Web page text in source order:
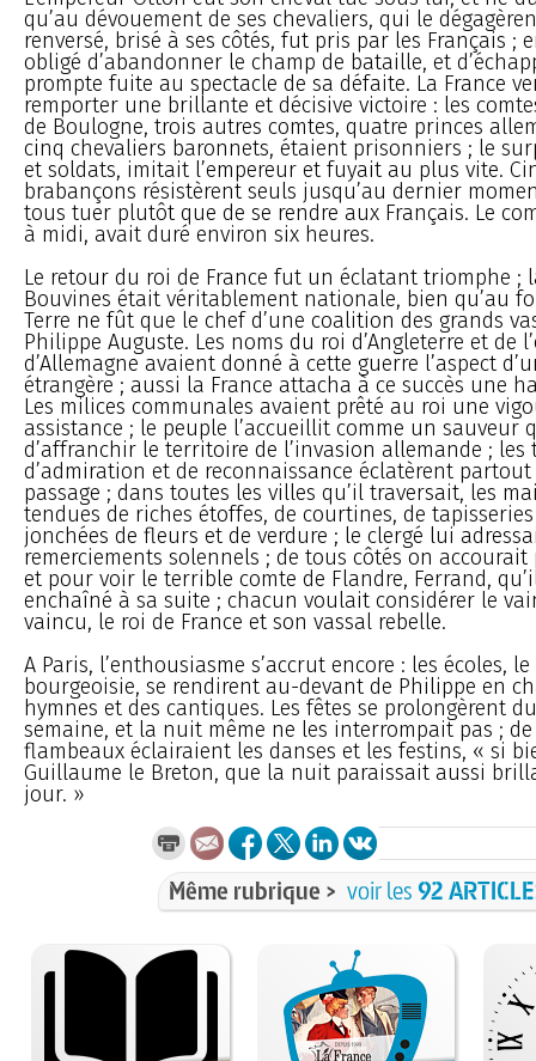
qu’au dévouement de ses chevaliers, qui le
renversé, brisé à ses côtés, fut pris par les Français ;
obligé d’abandonner le champ de bataille, et
prompte fuite au spectacle de sa défaite. La France
remporter une brillante et décisive victoire : les
de Boulogne, trois autres comtes, quatre princes
cinq chevaliers baronnets, étaient prisonniers ; le
et soldats, imitait l’empereur et fuyait au plus vite.
brabançons résistèrent seuls jusqu’au dernier
tous tuer plutôt que de se rendre aux Français. Le
à midi, avait duré environ six heures.
Le retour du roi de France fut un éclatant triomphe ;
Bouvines était véritablement nationale, bien qu’au
Terre ne fût que le chef d’une coalition des grands
Philippe Auguste. Les noms du roi d’Angleterre et de
d’Allemagne avaient donné à cette guerre l’aspect
étrangère ; aussi la France attacha à ce succès une
Les milices communales avaient prêté au roi une
assistance ; le peuple l’accueillit comme un sauveur
d’affranchir le territoire de l’invasion allemande ; les
d’admiration et de reconnaissance éclatèrent
passage ; dans toutes les villes qu’il traversait, les
tendues de riches étoffes, de courtines, de
jonchées de fleurs et de verdure ; le clergé lui
remerciements solennels ; de tous côtés on
et pour voir le terrible comte de Flandre, Ferrand,
enchaîné à sa suite ; chacun voulait considérer le
vaincu, le roi de France et son vassal rebelle.
A Paris, l’enthousiasme s’accrut encore : les écoles,
bourgeoisie, se rendirent au-devant de Philippe en
hymnes et des cantiques. Les fêtes se prolongèrent
semaine, et la nuit même ne les interrompait pas ;
flambeaux éclairaient les danses et les festins, « si
Guillaume le Breton, que la nuit paraissait aussi
jour. »
Même rubrique > voir les92